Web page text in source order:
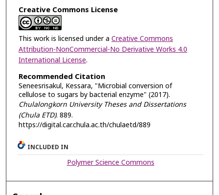
Creative Commons License
This work is licensed under a Creative Commons
Attribution-NonCommercial-No Derivative Works 4.0
International License.
Recommended Citation
Seneesrisakul, Kessara, "Microbial conversion of
cellulose to sugars by bacterial enzyme" (2017).
Chulalongkorn University Theses and Dissertations
(Chula ETD). 889.
https://digital.car.chula.ac.th/chulaetd/889
INCLUDED IN
Polymer Science Commons